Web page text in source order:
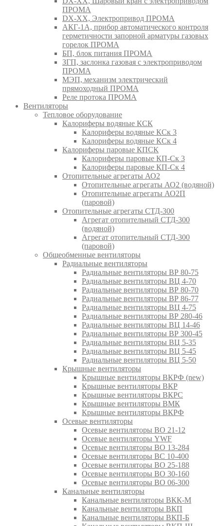
ПРОМА
DX-XX, Электропривод ПРОМА
АКГ-1А, прибор автоматического контроля
герметичности запорной арматуры газовых
горелок ПРОМА
БП, блок питания ПРОМА
ЗГП, заслонка газовая с электроприводом
ПРОМА
МЭП, механизм электрический
прямоходный ПРОМА
Реле протока ПРОМА
Вентиляторы
Тепловое оборудование
Калориферы водяные КСК
Калориферы водяные КСк 3
Калориферы водяные КСк 4
Калориферы паровые КПСК
Калориферы паровые КП-Ск 3
Калориферы паровые КП-Ск 4
Отопительные агрегаты АО2
Отопительные агрегаты АО2 (водяной)
Отопительные агрегаты АО2П
(паровой)
Отопительные агрегаты СТД-300
Агрегат отопительный СТД-300
(водяной)
Агрегат отопительный СТД-300
(паровой)
Общеобменные вентиляторы
Радиальные вентиляторы
Радиальные вентиляторы ВР 80-75
Радиальные вентиляторы ВЦ 4-70
Радиальные вентиляторы ВР 80-70
Радиальные вентиляторы ВР 86-77
Радиальные вентиляторы ВЦ 4-75
Радиальные вентиляторы ВР 280-46
Радиальные вентиляторы ВЦ 14-46
Радиальные вентиляторы ВР 300-45
Радиальные вентиляторы ВЦ 5-35
Радиальные вентиляторы ВЦ 5-45
Радиальные вентиляторы ВЦ 5-50
Крышные вентиляторы
Крышные вентиляторы ВКРФ (new)
Крышные вентиляторы ВКР
Крышные вентиляторы ВКРС
Крышные вентиляторы ВМК
Крышные вентиляторы ВКРФ
Осевые вентиляторы
Осевые вентиляторы ВО 21-12
Осевые вентиляторы YWF
Осевые вентиляторы ВО 13-284
Осевые вентиляторы ВС 10-400
Осевые вентиляторы ВО 25-188
Осевые вентиляторы ВО 30-160
Осевые вентиляторы ВО 06-300
Канальные вентиляторы
Канальные вентиляторы ВКК-М
Канальные вентиляторы ВКП
Канальные вентиляторы ВКП-Б